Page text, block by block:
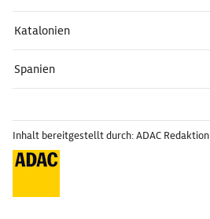
Katalonien
Spanien
Inhalt bereitgestellt durch: ADAC Redaktion